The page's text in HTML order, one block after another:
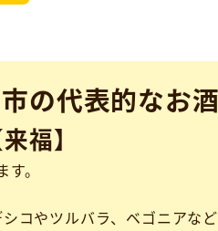
の代表的なお
来福】
。
コやツルバラ、ベゴニアな